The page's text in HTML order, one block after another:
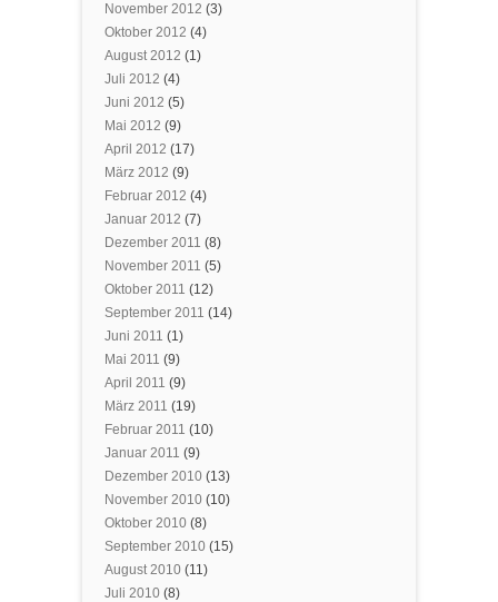
November 2012 (3)
Oktober 2012 (4)
August 2012 (1)
Juli 2012 (4)
Juni 2012 (5)
Mai 2012 (9)
April 2012 (17)
März 2012 (9)
Februar 2012 (4)
Januar 2012 (7)
Dezember 2011 (8)
November 2011 (5)
Oktober 2011 (12)
September 2011 (14)
Juni 2011 (1)
Mai 2011 (9)
April 2011 (9)
März 2011 (19)
Februar 2011 (10)
Januar 2011 (9)
Dezember 2010 (13)
November 2010 (10)
Oktober 2010 (8)
September 2010 (15)
August 2010 (11)
Juli 2010 (8)